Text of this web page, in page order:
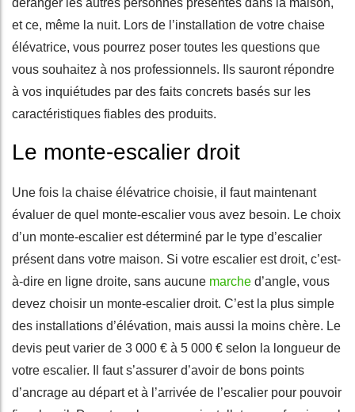
et ce, même la nuit. Lors de l’installation de votre chaise
élévatrice, vous pourrez poser toutes les questions que
vous souhaitez à nos professionnels. Ils sauront répondre
à vos inquiétudes par des faits concrets basés sur les
caractéristiques fiables des produits.
Le monte-escalier droit
Une fois la chaise élévatrice choisie, il faut maintenant
évaluer de quel monte-escalier vous avez besoin. Le choix
d’un monte-escalier est déterminé par le type d’escalier
présent dans votre maison. Si votre escalier est droit, c’est-
à-dire en ligne droite, sans aucune marche d’angle, vous
devez choisir un monte-escalier droit. C’est la plus simple
des installations d’élévation, mais aussi la moins chère. Le
devis peut varier de 3 000 € à 5 000 € selon la longueur de
votre escalier. Il faut s’assurer d’avoir de bons points
d’ancrage au départ et à l’arrivée de l’escalier pour pouvoir